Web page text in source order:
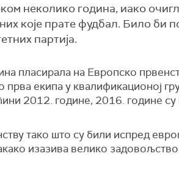
неколико година, иако
које прате фудбал. Било би
партија.
пласирала на Европско
прва екипа у квалификационој
2012. године, 2016. године
тако што су били испред
изазива велико